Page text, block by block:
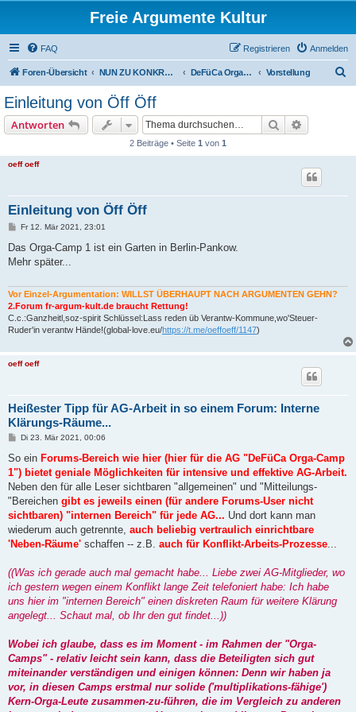
Freie Argumente Kultur
FAQ Anmelden
Registrieren
Foren-Übersicht NUN ZU KONKRETEN AKTIONEN U PROJEKTEN, ALS WICHTIGSTES AUSSER-PARLAMENTARISCHE KOMMUNEN WIE DAS DeFüCa DeFüCa Orga-Camp 1 Vorstellung
Einleitung von Öff Öff
Antworten Suche
2 Beiträge • Seite 1 von 1
oeff oeff
Einleitung von Öff Öff
B
i
r
Fr 12. Mär 2021, 23:01
Das Orga-Camp 1 ist ein Garten in Berlin-Pankow.
Mehr später...
Vor Einzel-Argumentation: WILLST ÜBERHAUPT NACH ARGUMENTEN GEHN?
2.Forum fr-argum-kult.de braucht Rettung!
C.c.:Ganzheitl,soz-spirit Schlüssel:Lass reden üb Verantw-Kommune,wo'Steuer-
Ruder'in verantw Hände!(global-love.eu/https://t.me/oeffoeff/1147)
oeff oeff
Heißester Tipp für AG-Arbeit in so einem Forum: Interne
Klärungs-Räume...
B
i
r
a
Di 23. Mär 2021, 00:06
So ein Forums-Bereich wie hier (hier für die AG "DeFüCa Orga-Camp
1") bietet geniale Möglichkeiten für intensive und effektive AG-Arbeit.
Neben den für alle Leser sichtbaren "allgemeinen" und "Mitteilungs-
"Bereichen gibt es jeweils einen (für andere Forums-User nicht
sichtbaren) "internen Bereich" für jede AG... Und dort kann man
wiederum auch getrennte, auch beliebig vertraulich einrichtbare
'Neben-Räume' schaffen -- z.B. auch für Konflikt-Arbeits-Prozesse...
((Was ich gerade auch mal gemacht habe... Liebe zwei AG-Mitglieder, wo
ich gestern wegen einem Konflikt lange Zeit telefoniert habe: Ich habe
uns hier im "internen Bereich" einen diskreten Raum für weitere Klärung
angelegt... Schaut mal, ob Ihr den gut findet...))
Wobei ich glaube, dass es im Moment - im Rahmen der "Orga-
Camps" - relativ leicht sein kann, dass die Beteiligten sich gut
miteinander verständigen und einigen können: Denn wir haben ja
vor, in diesen Camps erstmal nur solide ('multiplikations-fähige')
Kern-Orga-Leute zusammen-zu-führen, die im Vergleich zu anderen